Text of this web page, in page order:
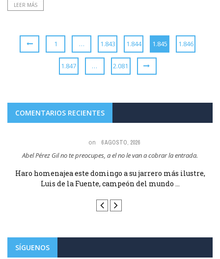
LEER MÁS
1 … 1.843 1.844 1.845 1.846
1.847 … 2.081
COMENTARIOS RECIENTES
on 6 AGOSTO, 2026
Abel Pérez Gil no te preocupes, a el no le van a cobrar la entrada.
Haro homenajea este domingo a su jarrero más ilustre,
Luis de la Fuente, campeón del mundo ...
SÍGUENOS